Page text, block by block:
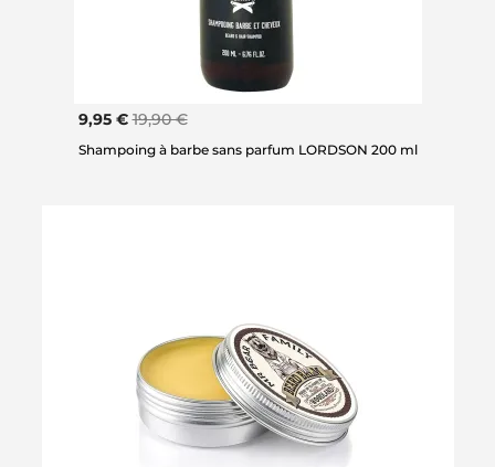
9,95 €19,90 €
Shampoing à barbe sans parfum LORDSON 200 ml